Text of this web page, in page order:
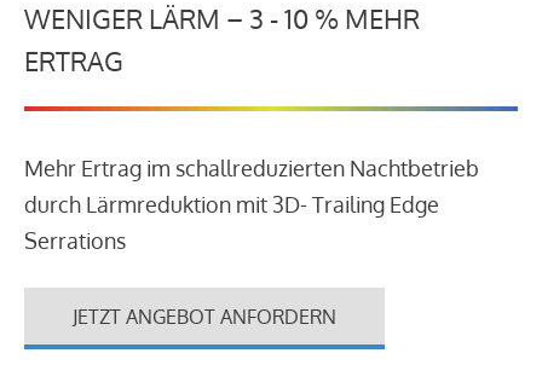
WENIGER LÄRM – 3 - 10 % MEHR
ERTRAG
Mehr Ertrag im schallreduzierten Nachtbetrieb
durch Lärmreduktion mit 3D- Trailing Edge
Serrations
JETZT ANGEBOT ANFORDERN